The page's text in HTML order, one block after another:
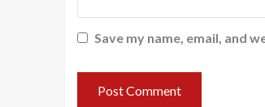
Save my name, email, and